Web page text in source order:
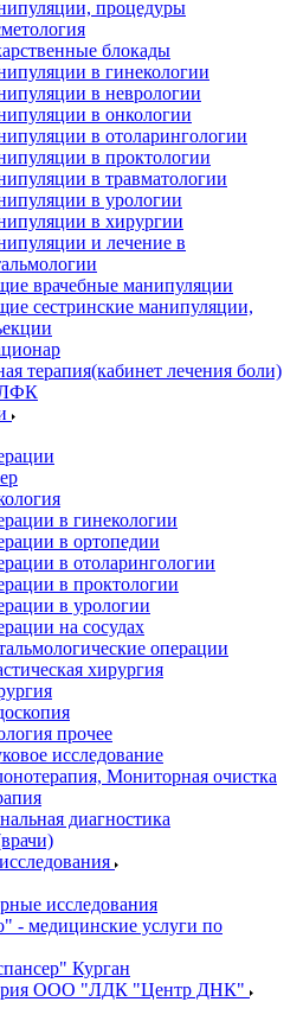
процедуры
блокады
в гинекологии
в неврологии
в онкологии
в отоларингологии
в проктологии
в травматологии
в урологии
в хирургии
и лечение в
врачебные манипуляции
сестринские манипуляции,
терапия(кабинет лечения боли)
ЛФК
в гинекологии
в ортопедии
в отоларингологии
в проктологии
в урологии
на сосудах
операции
хирургия
прочее
исследование
Мониторная очистка
диагностика
исследования
- медицинские услуги по
Курган
ООО "ЛДК "Центр ДНК"